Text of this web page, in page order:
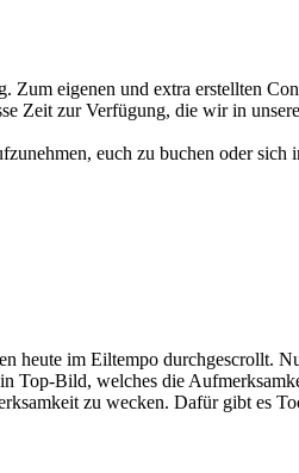
eigenen und extra erstellten
Zeit zur Verfügung, die wir in
euch zu buchen oder sich
im Eiltempo durchgescrollt.
Top-Bild, welches die
zu wecken. Dafür gibt es